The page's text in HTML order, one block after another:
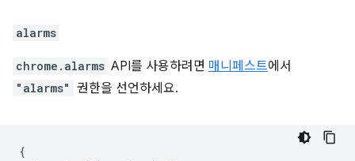
alarms
chrome.alarms API를 사용하려면 매니페스트에서
"alarms" 권한을 선언하세요.
{